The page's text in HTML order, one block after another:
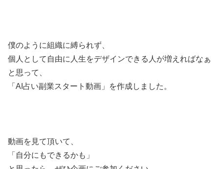
僕のように組織に縛られず、
個人として自由に人生をデザインできる人が増えればなぁ
と思って、
「AI占い副業スタート動画」を作成しました。
動画を見て頂いて、
「自分にもできるかも」